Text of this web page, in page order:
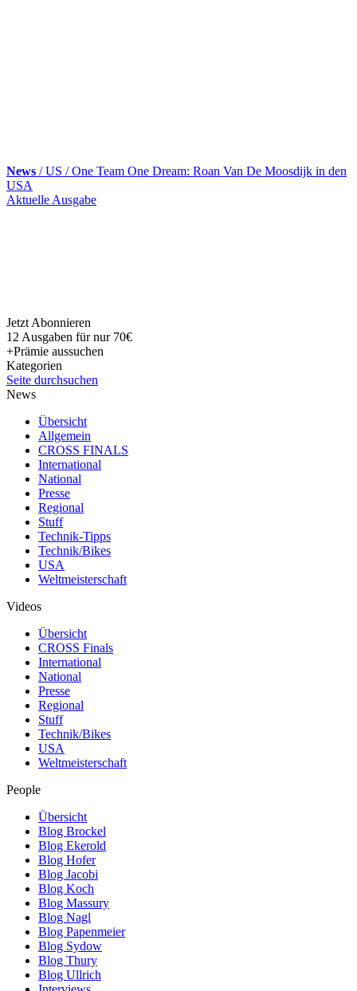
News / US / One Team One Dream: Roan Van De Moosdijk in den
USA
Skip
Aktuelle Ausgabe
Jetzt Abonnieren
12 Ausgaben für nur 70€
+Prämie aussuchen
Kategorien
Seite durchsuchen
News
Übersicht
Allgemein
CROSS FINALS
International
National
Presse
Regional
Stuff
Technik-Tipps
Technik/Bikes
USA
Weltmeisterschaft
Videos
Übersicht
CROSS Finals
International
National
Presse
Regional
Stuff
Technik/Bikes
USA
Weltmeisterschaft
People
Übersicht
Blog Brockel
Blog Ekerold
Blog Hofer
Blog Jacobi
Blog Koch
Blog Massury
Blog Nagl
Blog Papenmeier
Blog Sydow
Blog Thury
Blog Ullrich